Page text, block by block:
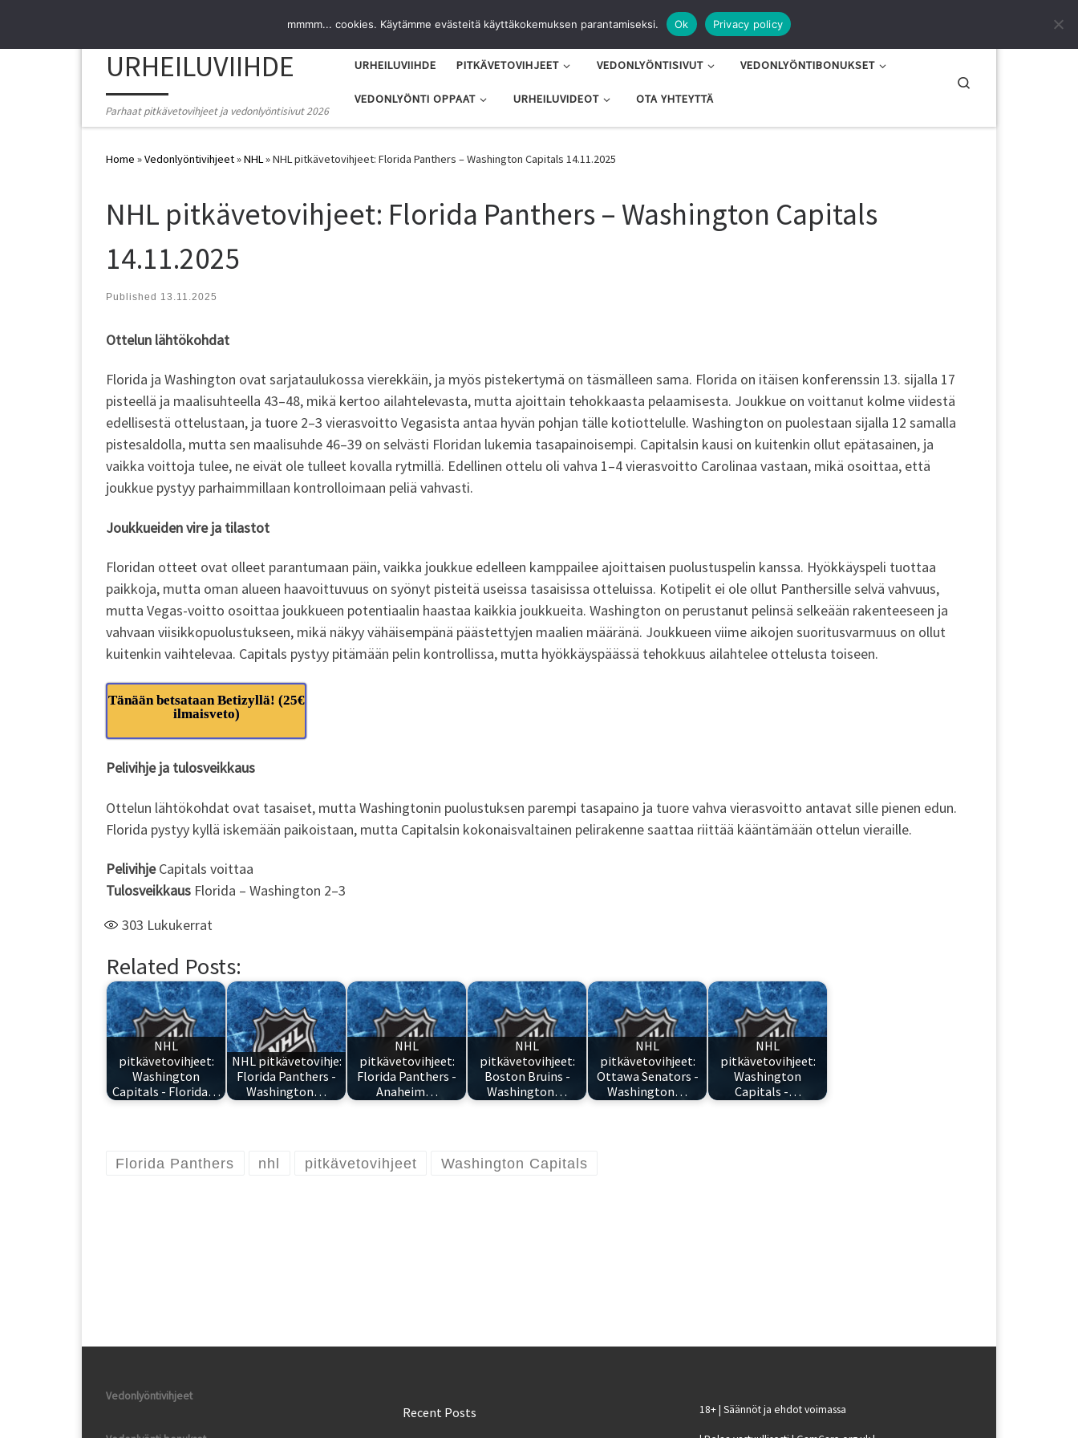
URHEILUVIIHDE
Parhaat pitkävetovihjeet ja vedonlyöntisivut 2026
URHEILUVIIHDE PITKÄVETOVIHJEET VEDONLYÖNTISIVUT VEDONLYÖNTIBONUKSET
VEDONLYÖNTI OPPAAT URHEILUVIDEOT OTA YHTEYTTÄ
Home »Vedonlyöntivihjeet»NHL»NHL pitkävetovihjeet: Florida Panthers – Washington Capitals 14.11.2025
NHL pitkävetovihjeet: Florida Panthers – Washington Capitals
14.11.2025
Published 13.11.2025
Ottelun lähtökohdat
Florida ja Washington ovat sarjataulukossa vierekkäin, ja myös pistekertymä on täsmälleen sama. Florida on itäisen konferenssin 13. sijalla 17
pisteellä ja maalisuhteella 43–48, mikä kertoo ailahtelevasta, mutta ajoittain tehokkaasta pelaamisesta. Joukkue on voittanut kolme viidestä
edellisestä ottelustaan, ja tuore 2–3 vierasvoitto Vegasista antaa hyvän pohjan tälle kotiottelulle. Washington on puolestaan sijalla 12 samalla
pistesaldolla, mutta sen maalisuhde 46–39 on selvästi Floridan lukemia tasapainoisempi. Capitalsin kausi on kuitenkin ollut epätasainen, ja
vaikka voittoja tulee, ne eivät ole tulleet kovalla rytmillä. Edellinen ottelu oli vahva 1–4 vierasvoitto Carolinaa vastaan, mikä osoittaa, että
joukkue pystyy parhaimmillaan kontrolloimaan peliä vahvasti.
Joukkueiden vire ja tilastot
Floridan otteet ovat olleet parantumaan päin, vaikka joukkue edelleen kamppailee ajoittaisen puolustuspelin kanssa. Hyökkäyspeli tuottaa
paikkoja, mutta oman alueen haavoittuvuus on syönyt pisteitä useissa tasaisissa otteluissa. Kotipelit ei ole ollut Panthersille selvä vahvuus,
mutta Vegas-voitto osoittaa joukkueen potentiaalin haastaa kaikkia joukkueita. Washington on perustanut pelinsä selkeään rakenteeseen ja
vahvaan viisikkopuolustukseen, mikä näkyy vähäisempänä päästettyjen maalien määränä. Joukkueen viime aikojen suoritusvarmuus on ollut
kuitenkin vaihtelevaa. Capitals pystyy pitämään pelin kontrollissa, mutta hyökkäyspäässä tehokkuus ailahtelee ottelusta toiseen.
Tänään betsataan Betizyllä! (25€
ilmaisveto)
Pelivihje ja tulosveikkaus
Ottelun lähtökohdat ovat tasaiset, mutta Washingtonin puolustuksen parempi tasapaino ja tuore vahva vierasvoitto antavat sille pienen edun.
Florida pystyy kyllä iskemään paikoistaan, mutta Capitalsin kokonaisvaltainen pelirakenne saattaa riittää kääntämään ottelun vieraille.
PelivihjeCapitals voittaa
Tulosveikkaus Florida – Washington 2–3
303 Lukukerrat
Related Posts:
NHL
pitkävetovihjeet:
Washington
Capitals - Florida…
NHL pitkävetovihje:
Florida Panthers -
Washington…
NHL
pitkävetovihjeet:
Florida Panthers -
Anaheim…
NHL
pitkävetovihjeet:
Boston Bruins -
Washington…
NHL
pitkävetovihjeet:
Ottawa Senators -
Washington…
NHL
pitkävetovihjeet:
Washington
Capitals -…
Florida Panthers nhl pitkävetovihjeet Washington Capitals
Vedonlyöntivihjeet
Recent Posts 18+ | Säännöt ja ehdot voimassa
mmmm... cookies. Käytämme evästeitä käyttäkokemuksen parantamiseksi. Ok Privacy policy